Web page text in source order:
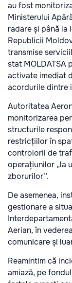
au fost
Ministerului
radare și până la
Republicii
transmise
stat MOLDATSA
activate imediat
acordurile dintre
Autoritatea
monitorizarea
structurile
restricțiilor în
controlorii de
operațiunilor „la
zborurilor”.
De asemenea,
gestionare a
Aerian, în
comunicare și
Reamintim că
amiază, pe